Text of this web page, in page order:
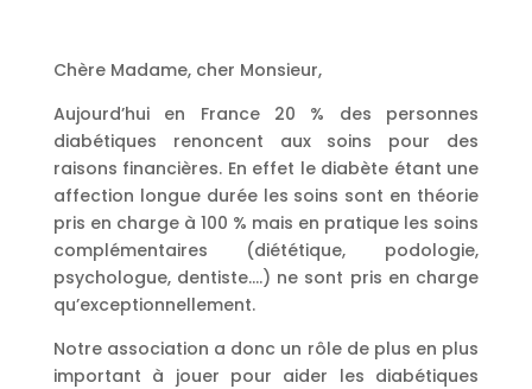
Chère Madame, cher Monsieur,
Aujourd’hui en France 20 % des personnes
diabétiques renoncent aux soins pour des
raisons financières. En effet le diabète étant une
affection longue durée les soins sont en théorie
pris en charge à 100 % mais en pratique les soins
complémentaires (diététique, podologie,
psychologue, dentiste….) ne sont pris en charge
qu’exceptionnellement.
Notre association a donc un rôle de plus en plus
important à jouer pour aider les diabétiques